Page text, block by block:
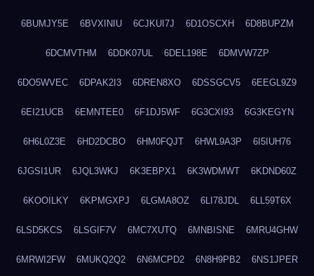
6BUMJY5E 6BVXINIU 6CJKUI7J 6D1OSCXH 6D8BUPZM
6DCMVTHM 6DDK07UL 6DEL198E 6DMVW7ZP
6DO5WVEC 6DPAK2I3 6DREN8XO 6DSSGCV5 6EEGL9Z9
6EI21UCB 6EMNTEE0 6F1DJ5WF 6G3CXI93 6G3KEGYN
6H6L0Z3E 6HD2DCBO 6HM0FQJT 6HWL9A3P 6I5IUH76
6JGSI1UR 6JQL3WKJ 6K3EBPX1 6K3WDMWT 6KDND60Z
6KOOILKY 6KPMGXPJ 6LGMA8OZ 6LI78JDL 6LL59T6X
6LSD5KCS 6LSGIF7V 6MC7XUTQ 6MNBISNE 6MRU4GHW
6MRWI2FW 6MUKQ2Q2 6N6MCPD2 6N8H9PB2 6NS1JPER